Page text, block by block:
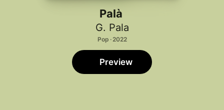
Palà
G. Pala
Pop · 2022
Preview